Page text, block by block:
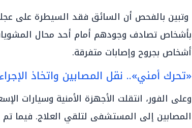
وتبين بالفحص أن السائق فقد السيطرة على
أشخاص بجروح وإصابات متفرقة.
«تحرك أمني».. نقل المصابين واتخاذ
وعلى الفور، انتقلت الأجهزة الأمنية وسيارات
المصابين إلى المستشفى لتلقي العلاج. فيما